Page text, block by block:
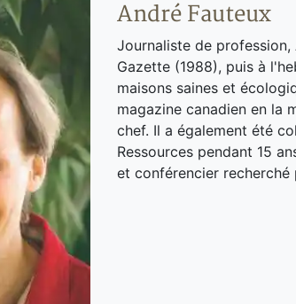
André Fauteux
Journaliste de
Gazette (1988), puis à
maisons saines et
magazine canadien en la
chef. Il a également été
Ressources pendant 15
et conférencier